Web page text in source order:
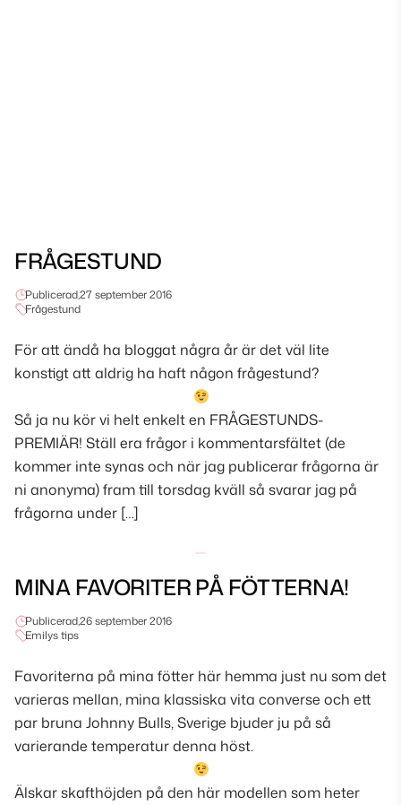
FRÅGESTUND
Publicerad,27 september 2016
Frågestund
För att ändå ha bloggat några år är det väl lite
konstigt att aldrig ha haft någon frågestund?
Så ja nu kör vi helt enkelt en FRÅGESTUNDS-
PREMIÄR! Ställ era frågor i kommentarsfältet (de
kommer inte synas och när jag publicerar frågorna är
ni anonyma) fram till torsdag kväll så svarar jag på
frågorna under […]
MINA FAVORITER PÅ FÖTTERNA!
Publicerad,26 september 2016
Emilys tips
Favoriterna på mina fötter här hemma just nu som det
varieras mellan, mina klassiska vita converse och ett
par bruna Johnny Bulls, Sverige bjuder ju på så
varierande temperatur denna höst.
Älskar skafthöjden på den här modellen som heter